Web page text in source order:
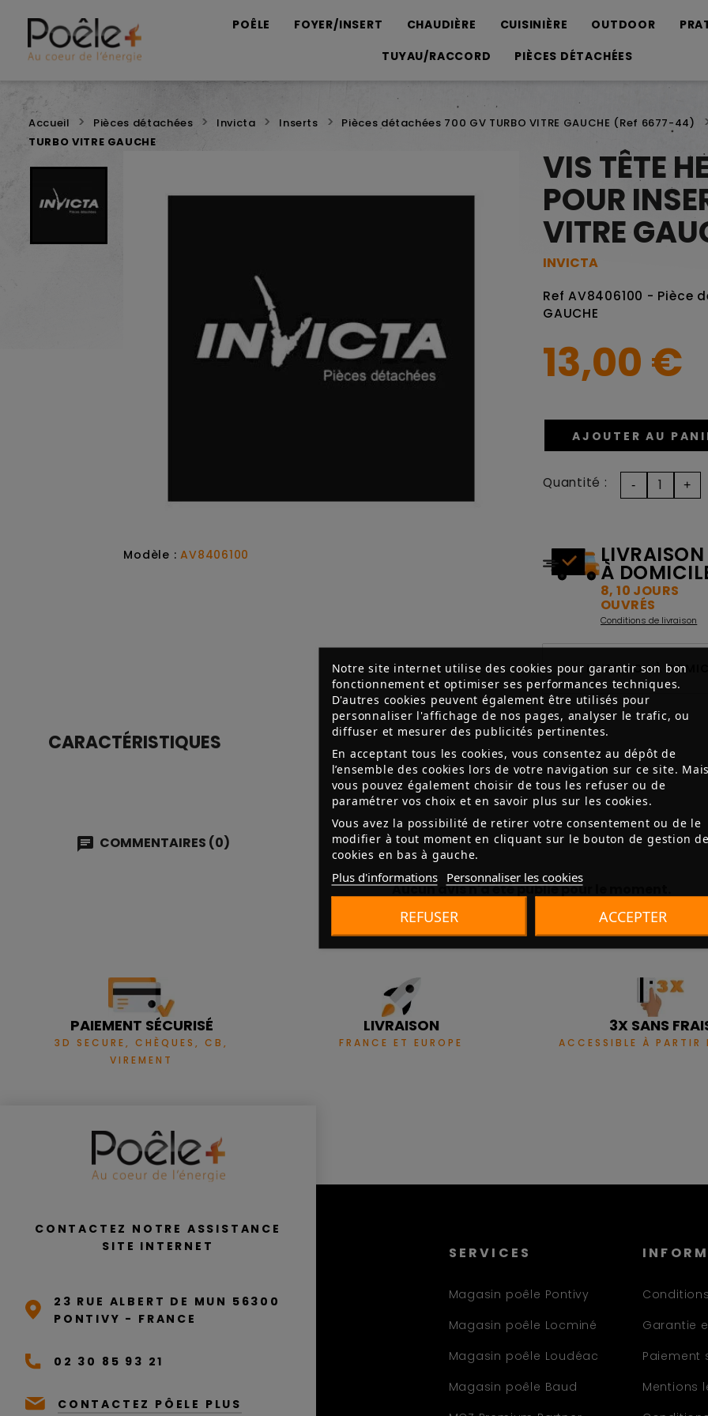
POÊLE FOYER/INSERT CHAUDIÈRE CUISINIÈRE OUTDOOR
TUYAU/RACCORD
PIÈCES DÉTACHÉES
Notre site internet utilise des cookies pour garantir son bon
fonctionnement et optimiser ses performances techniques.
D'autres cookies peuvent également être utilisés pour
personnaliser l'affichage de nos pages, analyser le trafic, ou
diffuser et mesurer des publicités pertinentes.
En acceptant tous les cookies, vous consentez au dépôt de
l’ensemble des cookies lors de votre navigation sur ce site. Mais
vous pouvez également choisir de tous les refuser ou de
paramétrer vos choix et en savoir plus sur les cookies.
Vous avez la possibilité de retirer votre consentement ou de le
modifier à tout moment en cliquant sur le bouton de gestion
cookies en bas à gauche.
Plus d'informations Personnaliser les cookies
REFUSER ACCEPTER
Accueil Pièces détachées Invicta Inserts Pièces détachées 700 GV TURBO VITRE GAUCHE (Ref 6677-44)
TURBO VITRE GAUCHE
Modèle :AV8406100
VIS TÊTE
POUR
VITRE
INVICTA
Ref AV8406100 - Pièce
GAUCHE
13,00 €
AJOUTER AU
Quantité :
LIVRAISON
À
8, 10 JOURS
OUVRÉS
Conditions de livraison
LIVRAISON À
CARACTÉRISTIQUES
COMMENTAIRES (0)
Aucun avis n'a été publié pour le moment.
PAIEMENT SÉCURISÉ
3D SECURE, CHÈQUES, CB,
VIREMENT
LIVRAISON
FRANCE ET EUROPE
3X SANS
ACCESSIBLE À
CONTACTEZ NOTRE ASSISTANCE
SITE INTERNET
23 RUE ALBERT DE MUN 56300
PONTIVY - FRANCE
02 30 85 93 21
CONTACTEZ PÔELE PLUS
SERVICES
Magasin poêle Pontivy
Magasin poêle Locminé
Magasin poêle Loudéac
Magasin poêle Baud
Garantie
Paiement
Mentions